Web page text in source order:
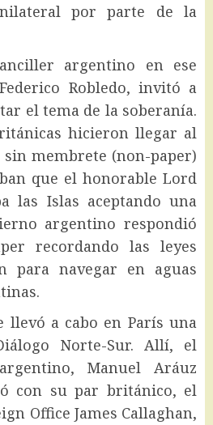
por parte de la
argentino en ese
Robledo, invitó a
el tema de la soberanía.
hicieron llegar al
membrete (non-paper)
que el honorable Lord
las Islas aceptando una
argentino respondió
recordando las leyes
para navegar en aguas
llevó a cabo en París una
Norte-Sur. Allí, el
Manuel Aráuz
con su par británico, el
Office James Callaghan,